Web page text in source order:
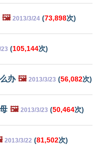
🖼️ 2013/3/24 (73,898次)
(105,144次)
办 🖼️ 2013/3/23 (56,082次)
🖼️ 2013/3/23 (50,464次)
2013/3/22 (81,502次)